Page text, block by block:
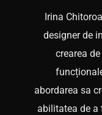
Irina
designer de
crearea
abordarea sa
abilitatea de a